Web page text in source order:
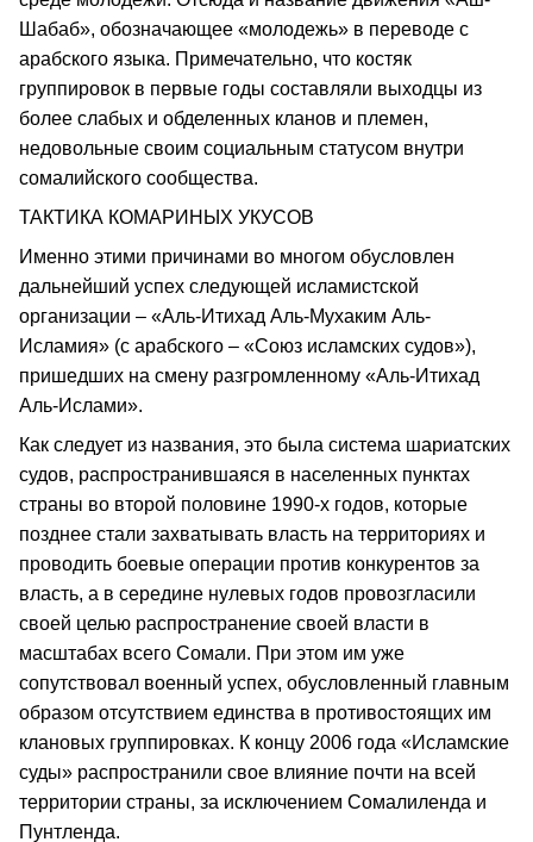
Шабаб», обозначающее «молодежь» в переводе с
арабского языка. Примечательно, что костяк
группировок в первые годы составляли выходцы из
более слабых и обделенных кланов и племен,
недовольные своим социальным статусом внутри
сомалийского сообщества.
ТАКТИКА КОМАРИНЫХ УКУСОВ
Именно этими причинами во многом обусловлен
дальнейший успех следующей исламистской
организации – «Аль-Итихад Аль-Мухаким Аль-
Исламия» (с арабского – «Союз исламских судов»),
пришедших на смену разгромленному «Аль-Итихад
Аль-Ислами».
Как следует из названия, это была система шариатских
судов, распространившаяся в населенных пунктах
страны во второй половине 1990-х годов, которые
позднее стали захватывать власть на территориях и
проводить боевые операции против конкурентов за
власть, а в середине нулевых годов провозгласили
своей целью распространение своей власти в
масштабах всего Сомали. При этом им уже
сопутствовал военный успех, обусловленный главным
образом отсутствием единства в противостоящих им
клановых группировках. К концу 2006 года «Исламские
суды» распространили свое влияние почти на всей
территории страны, за исключением Сомалиленда и
Пунтленда.